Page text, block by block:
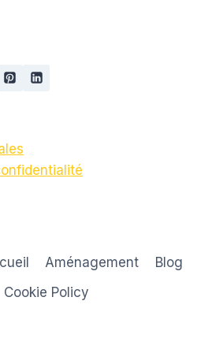
Aménagement
Blog
Cookie Policy